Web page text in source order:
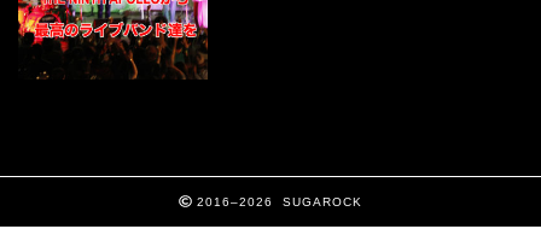
2016–2026 SUGAROCK